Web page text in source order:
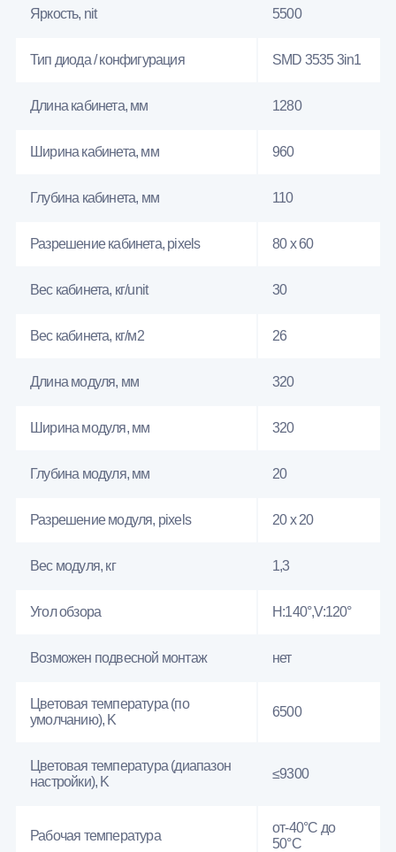
Яркость, nit 5500
Тип диода / конфигурация SMD 3535 3in1
Длина кабинета, мм 1280
Ширина кабинета, мм 960
Глубина кабинета, мм 110
Разрешение кабинета, pixels 80 x 60
Вес кабинета, кг/unit 30
Вес кабинета, кг/м2 26
Длина модуля, мм 320
Ширина модуля, мм 320
Глубина модуля, мм 20
Разрешение модуля, pixels 20 х 20
Вес модуля, кг 1,3
Угол обзора H:140°,V:120°
Возможен подвесной монтаж нет
Цветовая температура (по
умолчанию), K
6500
Цветовая температура (диапазон
настройки), K
≤9300
Рабочая температура
от-40°C до
50°C